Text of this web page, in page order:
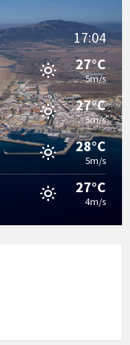
17:04
27°C
5m/s
27°C
5m/s
28°C
5m/s
27°C
4m/s